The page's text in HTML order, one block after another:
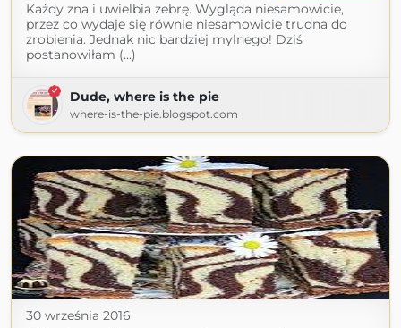
Każdy zna i uwielbia zebrę. Wygląda niesamowicie,
przez co wydaje się równie niesamowicie trudna do
zrobienia. Jednak nic bardziej mylnego! Dziś
postanowiłam (...)
Dude, where is the pie
where-is-the-pie.blogspot.com
30 września 2016